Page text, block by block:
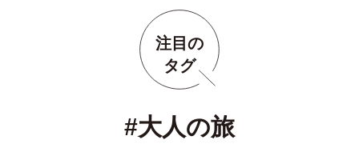
注目の
タグ
#大人の旅